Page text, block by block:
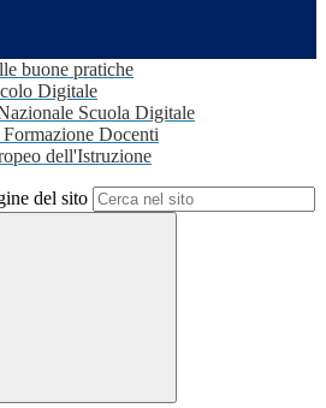
buone pratiche
Digitale
Scuola Digitale
Docenti
dell'Istruzione
del sito